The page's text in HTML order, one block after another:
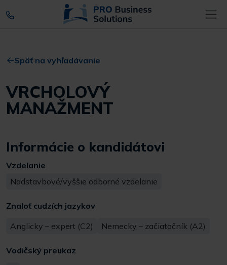
Späť na vyhľadávanie
VRCHOLOVÝ
MANAŽMENT
Informácie o kandidátovi
Vzdelanie
Nadstavbové/vyššie odborné vzdelanie
Znaloť cudzích jazykov
Anglicky – expert (C2)
Nemecky – začiatočník (A2)
Vodičský preukaz